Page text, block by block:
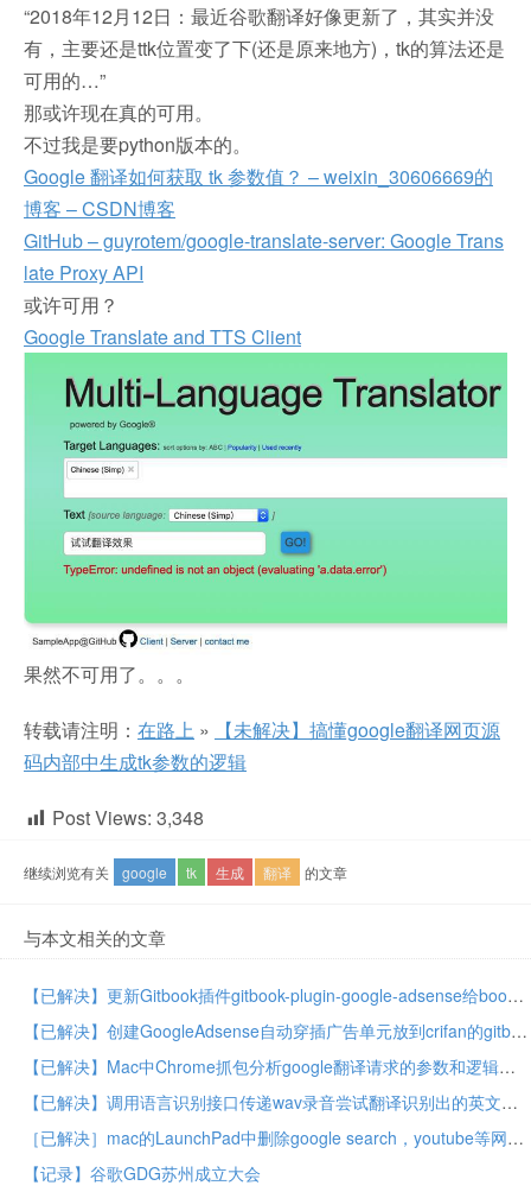
“2018年12月12日：最近谷歌翻译好像更新了，其实并没
有，主要还是ttk位置变了下(还是原来地方)，tk的算法还是
可用的…”
那或许现在真的可用。
不过我是要python版本的。
Google 翻译如何获取 tk 参数值？ – weixin_30606669的
博客 – CSDN博客
GitHub – guyrotem/google-translate-server: Google Trans
late Proxy API
或许可用？
Google Translate and TTS Client
果然不可用了。。。
转载请注明： 在路上 »
【未解决】搞懂google翻译网页源
码内部中生成tk参数的逻辑
Post Views: 3,348
继续浏览有关 google tk 生成 翻译 的文章
与本文相关的文章
【已解决】更新Gitbook插件gitbook-plugin-google-adsense给book.crifan.com网站添加Google Adsense自动广告
【已解决】创建GoogleAdsense自动穿插广告单元放到crifan的gitbook的books电子书模板中
【已解决】Mac中Chrome抓包分析google翻译请求的参数和逻辑
【已解决】调用语言识别接口传递wav录音尝试翻译识别出的英文的效果
［已解决］mac的LaunchPad中删除google search，youtube等网页快捷方式
【记录】谷歌GDG苏州成立大会